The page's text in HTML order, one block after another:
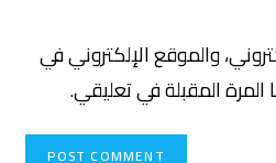
والموقع الإلكتروني في
المقبلة في تعليقي.